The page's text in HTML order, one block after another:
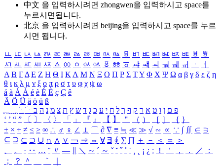
中文 을 입력하시려면 zhongwen을 입력하시고 space를
누르시면됩니다.
北京 을 입력하시려면 beijing을 입력하시고 space를 누르
시면 됩니다.
ㅥ ㅦ ㅧ ㅨ ㅩ ㅪ ㅫ ㅬ ㅭ ㅮ ㅯ ㅰ ㅱ ㅲ ㅳ ㅴ ㅵ ㅶ ㅷ ㅸ
ㅹ
ㅺ ㅻ ㅼ ㅽ ㅾ ㅿ ㆀ ㆁ ㆂ ㆃ ㆄ ㆅ ㆆ ㆇ ㆈ ㆉ ㆊ ㆋ ㆌ ㆍ
ㆎ
Α Β ΓΔ Ε Ζ Η Θ Ι ΚΛ Μ Ν Ξ Ο Π Ρ Σ ΤΥ Φ Χ Ψ Ω α β γ δ ε ζ η
θ ι κ λ μ ν ξ ο π ρ σ τ υ φ χ ψ ω
á à Á À é è É È ç Ç ê
Ä Ö Ü ä ö ü ß
ִֶֹ ֻּ ׁׂ פ ם ן ו ט א ר ק ף ך ל ח י ע כ ג ד ש ץ ת צ מ נ ה ב
‘ ’ “ ” 〔 〕 〈 〉 「 」 『 』 【 】 ＂ （ ） ［ ］ ｛ ｝
± × ÷ ≠ ≤ ≥ ∞ ∴ ♂ ♀ ∠ ⊥ ⌒ ∂ ∇ ≡ ≒ ≪ ≫ √ ∽ ∝ ∵ ∫ ∬ ∈ ∋
⊆ ⊇ ⊂ ⊃ ∪ ∩ ∧ ∨ ￢ ⇒ ⇔ ∀ ∃ ∮ ∑ ∏ ＋ － ＜ ＝
＞
、
。 · ‥ … ¨ 〃 ― ＼ ∼ ´ ～ ˇ ˘ ˝ ˚ ˙ ¸ ¡ ¿ ː ！ ＇ ， ． ／
：
；
？ ＾ ｀